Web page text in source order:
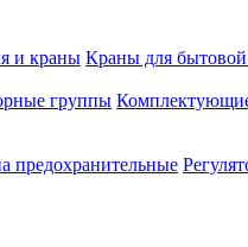
и краны Краны для
группы
предохранительные